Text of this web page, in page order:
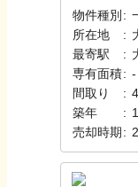
物件種別 :
所在地
:
最寄駅
:
専有面積: -
間取り
:
築年
:
売却時期 :